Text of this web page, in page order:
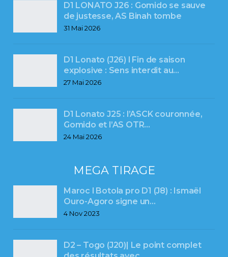
D1 LONATO J26 : Gomido se sauve
de justesse, AS Binah tombe
31 Mai 2026
D1 Lonato (J26) l Fin de saison
explosive : Sens interdit au…
27 Mai 2026
D1 Lonato J25 : l’ASCK couronnée,
Gomido et l’AS OTR…
24 Mai 2026
MEGA TIRAGE
Maroc l Botola pro D1 (J8) : Ismaël
Ouro-Agoro signe un…
4 Nov 2023
D2 – Togo (J20)| Le point complet